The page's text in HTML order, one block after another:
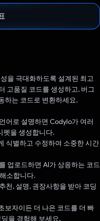
을 극대화하도록 설계된 최고
고품질 코드를 생성하고, 버그
하는 코드로 변환하세요.
어로 설명하면 Codylo가 여러
펫을 생성합니다.
식별하고 수정하여 소중한 시간
업로드하면 AI가 상응하는 코드
소합니다.
천, 설명, 권장사항을 받아 코딩
보자이든 더 나은 코드를 더 빠
을 경험해 보세요.